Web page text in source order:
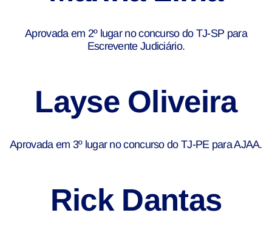
Aprovada em 2º lugar no concurso do TJ-SP para
Escrevente Judiciário.
Layse Oliveira
Aprovada em 3º lugar no concurso do TJ-PE para AJAA.
Rick Dantas